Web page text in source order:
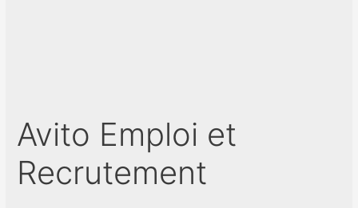
Avito Emploi et
Recrutement